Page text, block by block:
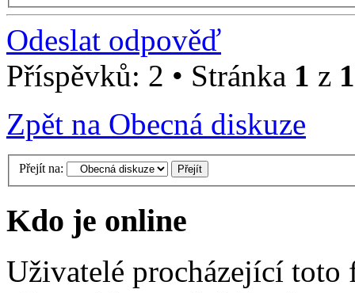
Odeslat odpověď
Příspěvků: 2 • Stránka 1 z 1
Zpět na Obecná diskuze
Přejít na:
Kdo je online
Uživatelé procházející